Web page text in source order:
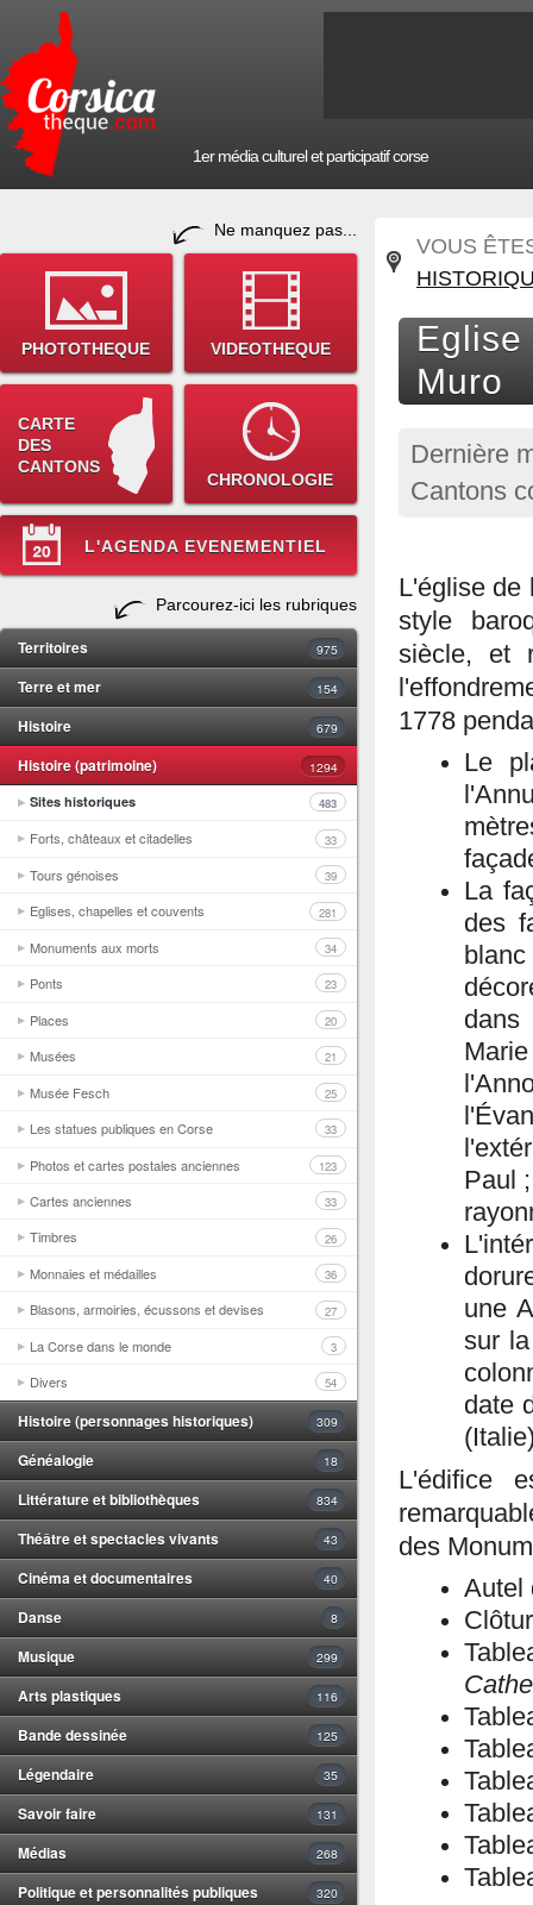
1er média culturel et participatif corse
Ne manquez pas...
PHOTOTHEQUE VIDEOTHEQUE
CARTE
DES
CANTONS
CHRONOLOGIE
L'AGENDA EVENEMENTIEL
Parcourez-ici les rubriques
Territoires 975
Terre et mer 154
Histoire 679
Histoire (patrimoine)
1294
Sites historiques
483
Forts, châteaux et citadelles 33
Tours génoises 39
Eglises, chapelles et couvents 281
Monuments aux morts 34
Ponts 23
Places 20
Musées 21
Musée Fesch 25
Les statues publiques en Corse 33
Photos et cartes postales anciennes 123
Cartes anciennes 33
Timbres 26
Monnaies et médailles 36
Blasons, armoiries, écussons et devises 27
La Corse dans le monde 3
Divers 54
Histoire (personnages historiques) 309
Généalogie 18
Littérature et bibliothèques 834
Théâtre et spectacles vivants 43
Cinéma et documentaires 40
Danse 8
Musique 299
Arts plastiques 116
Bande dessinée 125
Légendaire 35
Savoir faire 131
Médias 268
Politique et personnalités publiques 320
VOUS
Eglise
Muro
Dernière
Cantons
L'église de
style
siècle, et
1778
Le
La
des
Paul
une
sur
date
L'édifice
des
Autel